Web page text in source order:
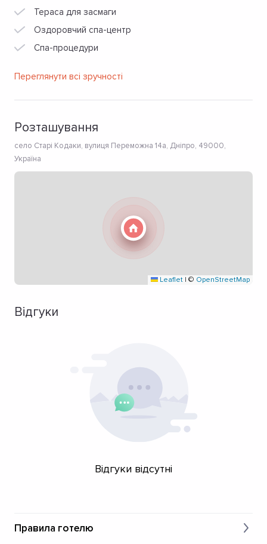
Тераса для засмаги
Оздоровчий спа-центр
Спа-процедури
Переглянути всі зручності
Розташування
село Старі Кодаки, вулиця Переможна 14а, Дніпро, 49000,
Україна
Leaflet | © OpenStreetMap
Відгуки
Відгуки відсутні
Правила готелю